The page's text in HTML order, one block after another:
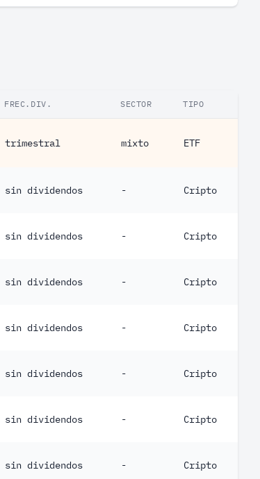
FREC.DIV. SECTOR TIPO
trimestral mixto ETF
sin dividendos - Cripto
sin dividendos - Cripto
sin dividendos - Cripto
sin dividendos - Cripto
sin dividendos - Cripto
sin dividendos - Cripto
sin dividendos - Cripto